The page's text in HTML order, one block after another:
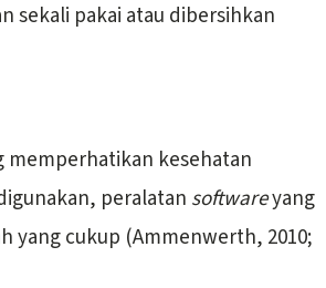
sekali pakai atau dibersihkan
memperhatikan kesehatan
peralatan softwareyang
yang cukup (Ammenwerth, 2010;